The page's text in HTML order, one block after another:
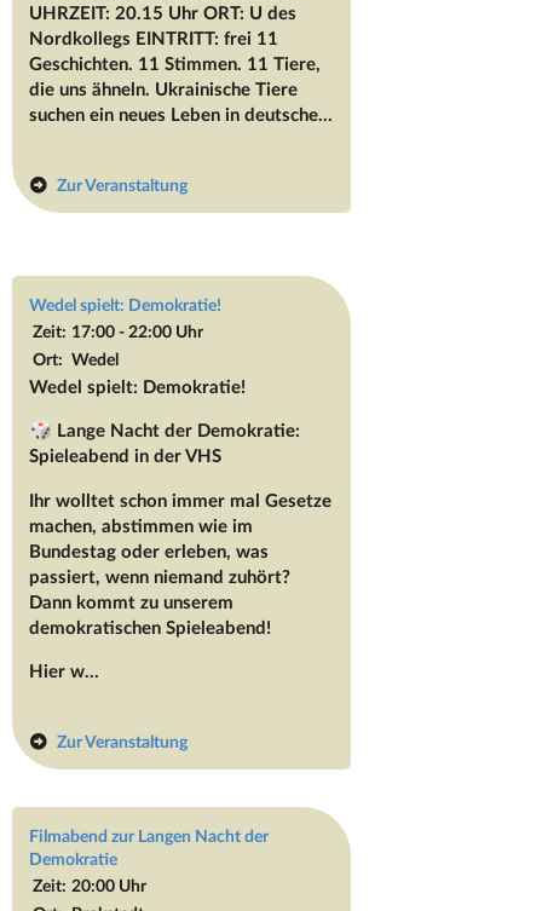
UHRZEIT: 20.15 Uhr ORT: U des
Nordkollegs EINTRITT: frei 11
Geschichten. 11 Stimmen. 11 Tiere,
die uns ähneln. Ukrainische Tiere
suchen ein neues Leben in deutsche...
Zur Veranstaltung
Wedel spielt: Demokratie!
Zeit: 17:00 - 22:00 Uhr
Ort: Wedel
Wedel spielt: Demokratie!
🎲 Lange Nacht der Demokratie:
Spieleabend in der VHS
Ihr wolltet schon immer mal Gesetze
machen, abstimmen wie im
Bundestag oder erleben, was
passiert, wenn niemand zuhört?
Dann kommt zu unserem
demokratischen Spieleabend!
Hier w...
Zur Veranstaltung
Filmabend zur Langen Nacht der
Demokratie
Zeit: 20:00 Uhr